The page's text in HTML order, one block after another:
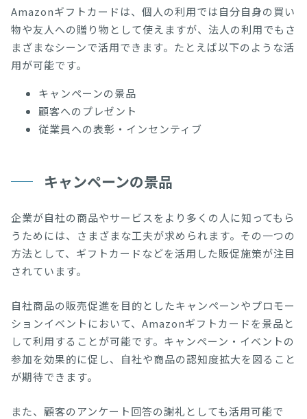
Amazonギフトカードは、個人の利用では自分自身の買い
物や友人への贈り物として使えますが、法人の利用でもさ
まざまなシーンで活用できます。たとえば以下のような活
用が可能です。
キャンペーンの景品
顧客へのプレゼント
従業員への表彰・インセンティブ
キャンペーンの景品
企業が自社の商品やサービスをより多くの人に知ってもら
うためには、さまざまな工夫が求められます。その一つの
方法として、ギフトカードなどを活用した販促施策が注目
されています。
自社商品の販売促進を目的としたキャンペーンやプロモー
ションイベントにおいて、Amazonギフトカードを景品と
して利用することが可能です。キャンペーン・イベントの
参加を効果的に促し、自社や商品の認知度拡大を図ること
が期待できます。
また、顧客のアンケート回答の謝礼としても活用可能で